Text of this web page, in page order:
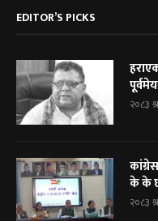
EDITOR’S PICKS
२०८३
के के
२०८३